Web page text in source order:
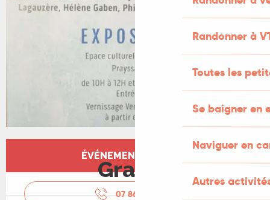
Randonner à
Toutes les
Se baigner en
Naviguer en
Autres
Ouverture et coordonnées
ÉVÉNEMENT TERMINÉ
Gratuit
07 86 27 78